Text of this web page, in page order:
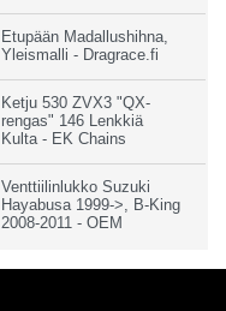
Etupään Madallushihna,
Yleismalli - Dragrace.fi
Ketju 530 ZVX3 "QX-
rengas" 146 Lenkkiä
Kulta - EK Chains
Venttiilinlukko Suzuki
Hayabusa 1999->, B-King
2008-2011 - OEM